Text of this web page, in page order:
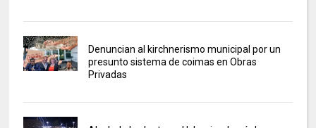
Denuncian al kirchnerismo municipal por un
presunto sistema de coimas en Obras
Privadas